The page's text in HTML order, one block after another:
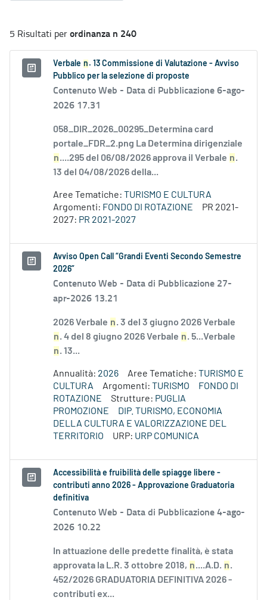
5 Risultati perordinanza n 240
Verbale n . 13 Commissione di Valutazione - Avviso
Pubblico per la selezione di proposte
Contenuto Web - Data di Pubblicazione 6-ago-
2026 17.31
058_DIR_2026_00295_Determina card
portale_FDR_2.png La Determina dirigenziale
n....295 del 06/08/2026 approva il Verbale n.
13 del 04/08/2026 della...
Aree Tematiche: TURISMO E CULTURA
Argomenti: FONDO DI ROTAZIONE
PR 2021-
2027: PR 2021-2027
Avviso Open Call “Grandi Eventi Secondo Semestre
2026”
Contenuto Web - Data di Pubblicazione 27-
apr-2026 13.21
2026 Verbale n. 3 del 3 giugno 2026 Verbale
n. 4 del 8 giugno 2026 Verbale n. 5...Verbale
n. 13...
Annualità: 2026 Aree Tematiche: TURISMO E
CULTURA
Argomenti: TURISMO
FONDO DI
ROTAZIONE
Strutture: PUGLIA
PROMOZIONE
DIP. TURISMO, ECONOMIA
DELLA CULTURA E VALORIZZAZIONE DEL
TERRITORIO
URP: URP COMUNICA
Accessibilità e fruibilità delle spiagge libere -
contributi anno 2026 - Approvazione Graduatoria
definitiva
Contenuto Web - Data di Pubblicazione 4-ago-
2026 10.22
In attuazione delle predette finalità, è stata
approvata la L.R. 3 ottobre 2018, n....A.D. n.
452/2026 GRADUATORIA DEFINITIVA 2026 -
contributi ex...